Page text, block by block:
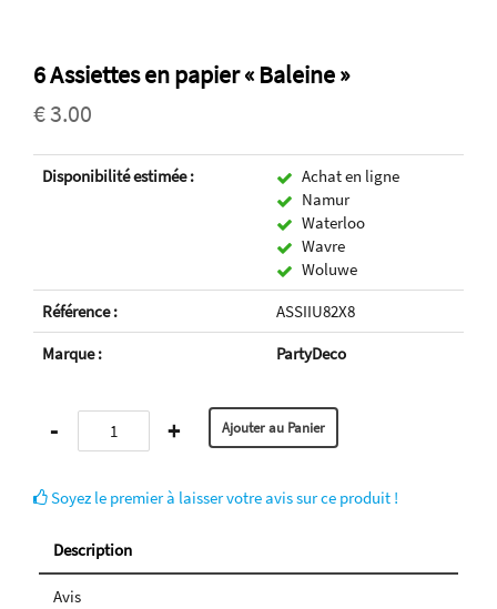
6 Assiettes en papier « Baleine »
€ 3.00
Disponibilité estimée :
Achat en ligne
Namur
Waterloo
Wavre
Woluwe
Référence :
ASSIIU82X8
Marque :
PartyDeco
- +
Soyez le premier à laisser votre avis sur ce produit !
Description
Avis